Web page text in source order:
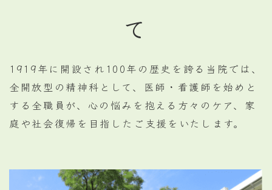
て
1919年に開設され100年の歴史を誇る当院では、
全開放型の精神科として、医師・看護師を始めと
する全職員が、心の悩みを抱える方々のケア、家
庭や社会復帰を目指したご支援をいたします。